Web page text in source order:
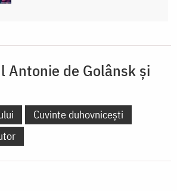
Antonie de Golânsk şi
Cuvinte duhovnicești